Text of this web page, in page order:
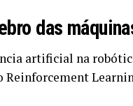
das
artificial na
Reinforcement